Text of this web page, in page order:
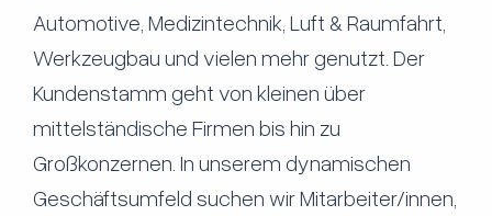
Automotive, Medizintechnik, Luft & Raumfahrt,
Werkzeugbau und vielen mehr genutzt. Der
Kundenstamm geht von kleinen über
mittelständische Firmen bis hin zu
Großkonzernen. In unserem dynamischen
Geschäftsumfeld suchen wir Mitarbeiter/innen,